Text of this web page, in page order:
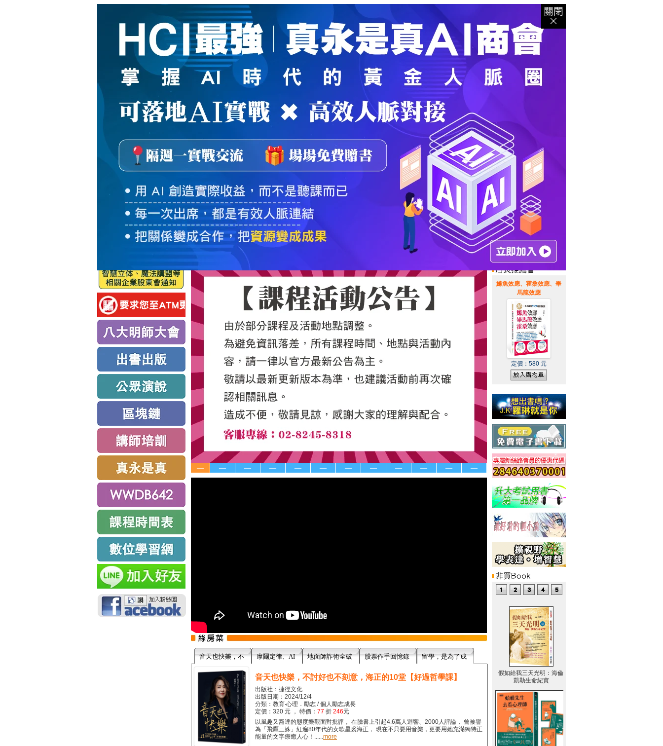
登入｜註冊｜會員中心 結帳
魔法弟子｜自資出版｜電子書 ｜客服中心｜ 智慧型立体會員
國際級品牌課程|優惠通知|霹靂英雄音樂精選|
— — — — — — — — — — — —
音天也快樂，不 摩爾定律、AI 地面師詐術全破 股票作手回憶錄 留學，是為了成
音天也快樂，不討好也不刻意，海正的10堂【好過哲學課】
出版社：捷徑文化
出版日期：2024/12/4
分類：教育‧心理．勵志 / 個人勵志成長
定價：320 元 ， 特價： 77 折 246元
以風趣又豁達的態度樂觀面對批評， 在臉書上引起4.6萬人迴響、2000人評論， 曾被譽
為「飛鷹三姝」紅遍80年代的女歌星裘海正， 現在不只要用音樂，更要用她充滿獨特正
能量的文字療癒人心！......more
鰷魚效應、霍桑效應、畢
馬龍效應
定價： 580 元